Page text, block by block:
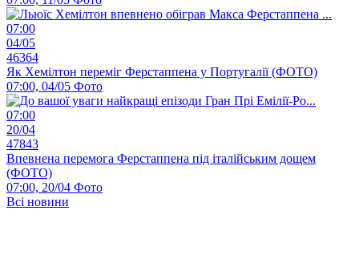
07:00
04/05
46364
Як Хемілтон переміг Ферстаппена у Португалії (ФОТО)
07:00, 04/05 Фото
07:00
20/04
47843
Впевнена перемога Ферстаппена під італійським дощем
(ФОТО)
07:00, 20/04 Фото
Всі новини